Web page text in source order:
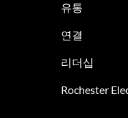
유통
연결
리더십
Rochester